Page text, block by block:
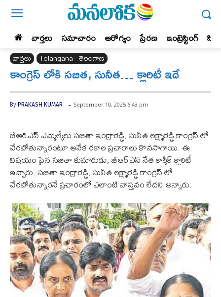
వార్తలు సమాచారం ఆరోగ్యం ప్రేర‌ణ‌ ఇంట్రెస్టింగ్‌
వార్తలు Telangana - తెలంగాణ
కాంగ్రెస్ లోకి సబిత, సునీత… క్లారిటీ ఇదే
By PRAKASH KUMAR - September 10, 2025 6:43 pm
బీఆర్ఎస్ ఎమ్మెల్యేలు సబితా ఇంద్రారెడ్డి, సునీత లక్ష్మారెడ్డి కాంగ్రెస్ లో
చేరబోతున్నారంటూ అనేక రకాల ప్రచారాలు కొనసాగాయి. ఈ
విషయం పైన సబితా కుమారుడు, బీఆర్ఎస్ నేత కార్తీక్ క్లారిటీ
ఇచ్చారు. సబితా ఇంద్రారెడ్డి, సునీత లక్ష్మారెడ్డి కాంగ్రెస్ లో
చేరబోతున్నారనే ప్రచారంలో ఎలాంటి వాస్తవం లేదని అన్నారు.